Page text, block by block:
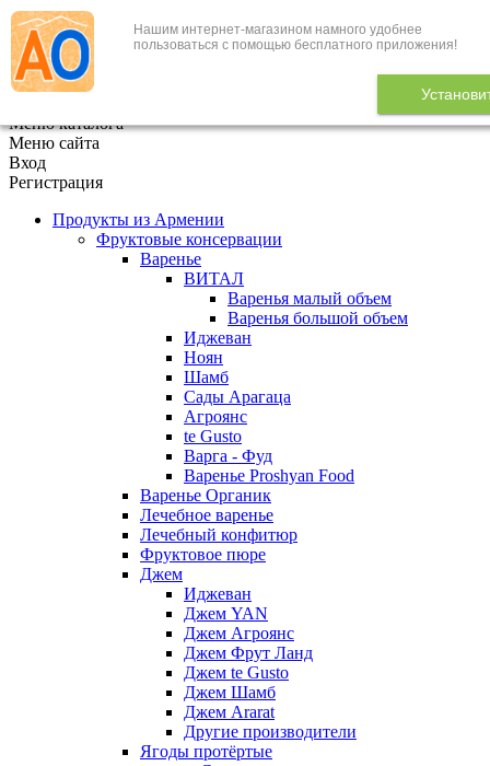
Нашим интернет-магазином намного удобнее
пользоваться с помощью бесплатного приложения!
+7 (495) 646-888-1
В корзине 0
Меню каталога
Меню сайта
Вход
Регистрация
Продукты из Армении
Фруктовые консервации
Варенье
ВИТАЛ
Варенья малый объем
Варенья большой объем
Иджеван
Ноян
Шамб
Сады Арагаца
Агроянс
te Gusto
Варга - Фуд
Варенье Proshyan Food
Варенье Органик
Лечебное варенье
Лечебный конфитюр
Фруктовое пюре
Джем
Иджеван
Джем YAN
Джем Агроянс
Джем Фрут Ланд
Джем te Gusto
Джем Шамб
Джем Ararat
Другие производители
Ягоды протёртые